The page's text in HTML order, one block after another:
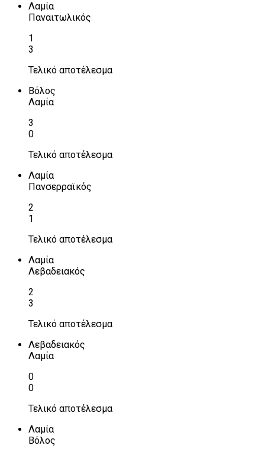
Λαμία
Παναιτωλικός
1
3
Τελικό αποτέλεσμα
Βόλος
Λαμία
3
0
Τελικό αποτέλεσμα
Λαμία
Πανσερραϊκός
2
1
Τελικό αποτέλεσμα
Λαμία
Λεβαδειακός
2
3
Τελικό αποτέλεσμα
Λεβαδειακός
Λαμία
0
0
Τελικό αποτέλεσμα
Λαμία
Βόλος